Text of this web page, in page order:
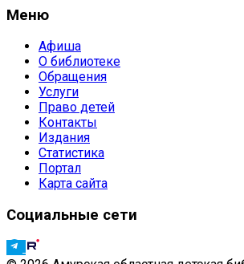
Меню
Афиша
О библиотеке
Обращения
Услуги
Право детей
Контакты
Издания
Статистика
Портал
Карта сайта
Социальные сети